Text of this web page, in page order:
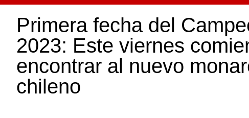
Primera fecha del
2023: Este viernes
encontrar al nuevo
chileno